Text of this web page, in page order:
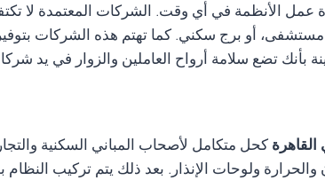
عمل الأنظمة في أي وقت. الشركات المعتمدة لا
أو برج سكني. كما تهتم هذه الشركات بتوفير
تضع سلامة أرواح العاملين والزوار في يد شركات
كحل متكامل لأصحاب المباني السكنية
والحرارة ولوحات الإنذار. بعد ذلك يتم تركيب